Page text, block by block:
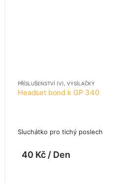
PŘÍSLUŠENSTVÍ (V) VYSÍLAČKY
Headset bond k GP 340
Sluchátko pro tichý poslech
40 Kč / Den